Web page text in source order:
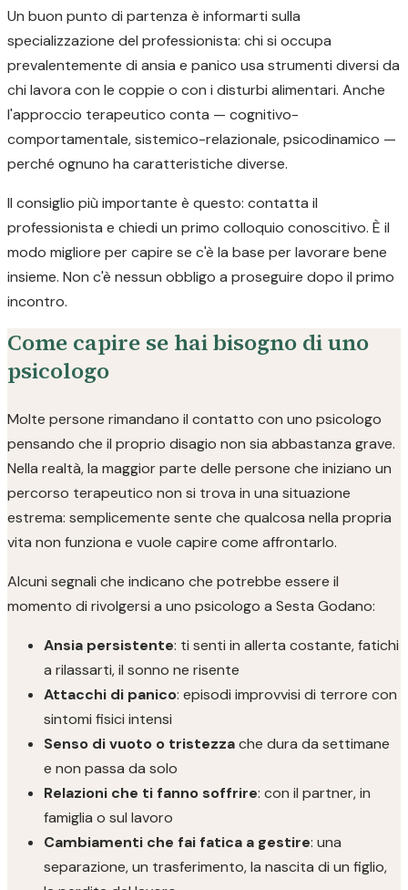
Un buon punto di partenza è informarti sulla
specializzazione del professionista: chi si occupa
prevalentemente di ansia e panico usa strumenti diversi da
chi lavora con le coppie o con i disturbi alimentari. Anche
l'approccio terapeutico conta — cognitivo-
comportamentale, sistemico-relazionale, psicodinamico —
perché ognuno ha caratteristiche diverse.
Il consiglio più importante è questo: contatta il
professionista e chiedi un primo colloquio conoscitivo. È il
modo migliore per capire se c'è la base per lavorare bene
insieme. Non c'è nessun obbligo a proseguire dopo il primo
incontro.
Come capire se hai bisogno di uno
psicologo
Molte persone rimandano il contatto con uno psicologo
pensando che il proprio disagio non sia abbastanza grave.
Nella realtà, la maggior parte delle persone che iniziano un
percorso terapeutico non si trova in una situazione
estrema: semplicemente sente che qualcosa nella propria
vita non funziona e vuole capire come affrontarlo.
Alcuni segnali che indicano che potrebbe essere il
momento di rivolgersi a uno psicologo a Sesta Godano:
Ansia persistente: ti senti in allerta costante, fatichi
a rilassarti, il sonno ne risente
Attacchi di panico: episodi improvvisi di terrore con
sintomi fisici intensi
Senso di vuoto o tristezzache dura da settimane
e non passa da solo
Relazioni che ti fanno soffrire: con il partner, in
famiglia o sul lavoro
Cambiamenti che fai fatica a gestire: una
separazione, un trasferimento, la nascita di un figlio,